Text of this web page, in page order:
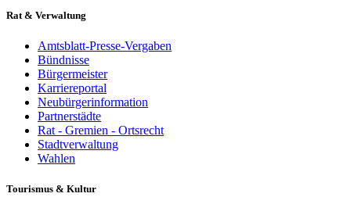
Rat & Verwaltung
Amtsblatt-Presse-Vergaben
Bündnisse
Bürgermeister
Karriereportal
Neubürgerinformation
Partnerstädte
Rat - Gremien - Ortsrecht
Stadtverwaltung
Wahlen
Tourismus & Kultur